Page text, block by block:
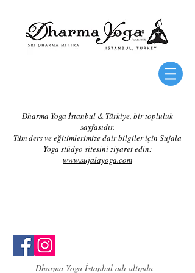
Dharma Yoga İstanbul & Türkiye, bir topluluk
sayfasıdır.
Tüm ders ve eğitimlerimize dair bilgiler için Sujala
Yoga stüdyo sitesini ziyaret edin:
www.sujalayoga.com
Dharma Yoga İstanbul adı altında